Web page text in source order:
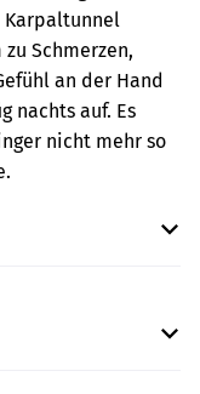
Karpaltunnel
Schmerzen,
an der Hand
nachts auf. Es
nicht mehr so